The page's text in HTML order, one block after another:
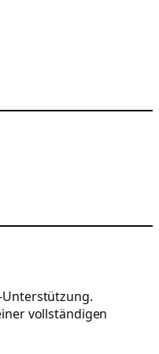
Unterstützung.
vollständigen